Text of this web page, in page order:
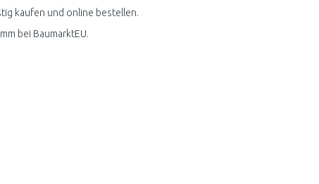
kaufen und online bestellen.
bei BaumarktEU.